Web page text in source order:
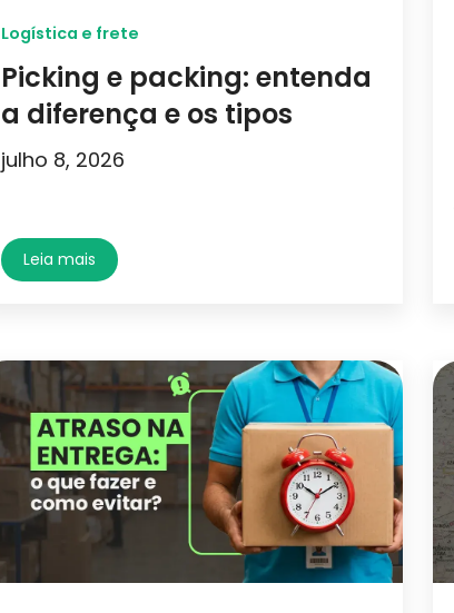
Logística e frete
Picking e packing: entenda
a diferença e os tipos
julho 8, 2026
Leia mais